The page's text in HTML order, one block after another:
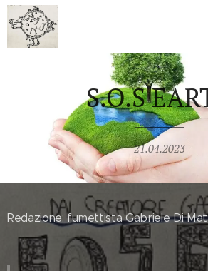
S.O.S
21.04.2023
Redazione: fumettista Gabriele Di